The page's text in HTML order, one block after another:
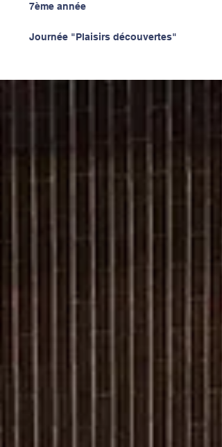
7ème année
Journée "Plaisirs découvertes"